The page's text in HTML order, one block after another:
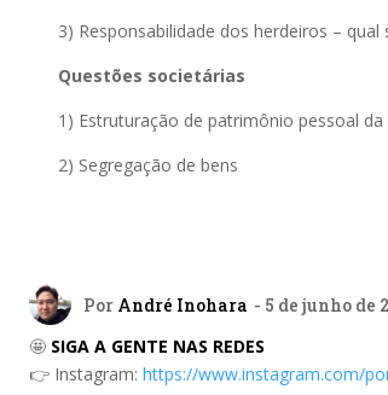
3) Responsabilidade dos herdeiros –
Questões societárias
1) Estruturação de patrimônio pessoal
2) Segregação de bens
Por André Inohara - 5 de junho de
🤩 SIGA A GENTE NAS REDES
👉 Instagram: https://www.instagram.com/